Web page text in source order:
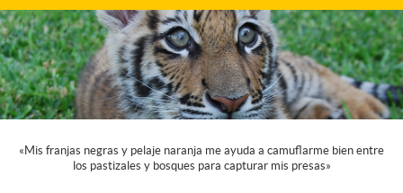
«Mis franjas negras y pelaje naranja me ayuda a camuflarme bien entre
los pastizales y bosques para capturar mis presas»